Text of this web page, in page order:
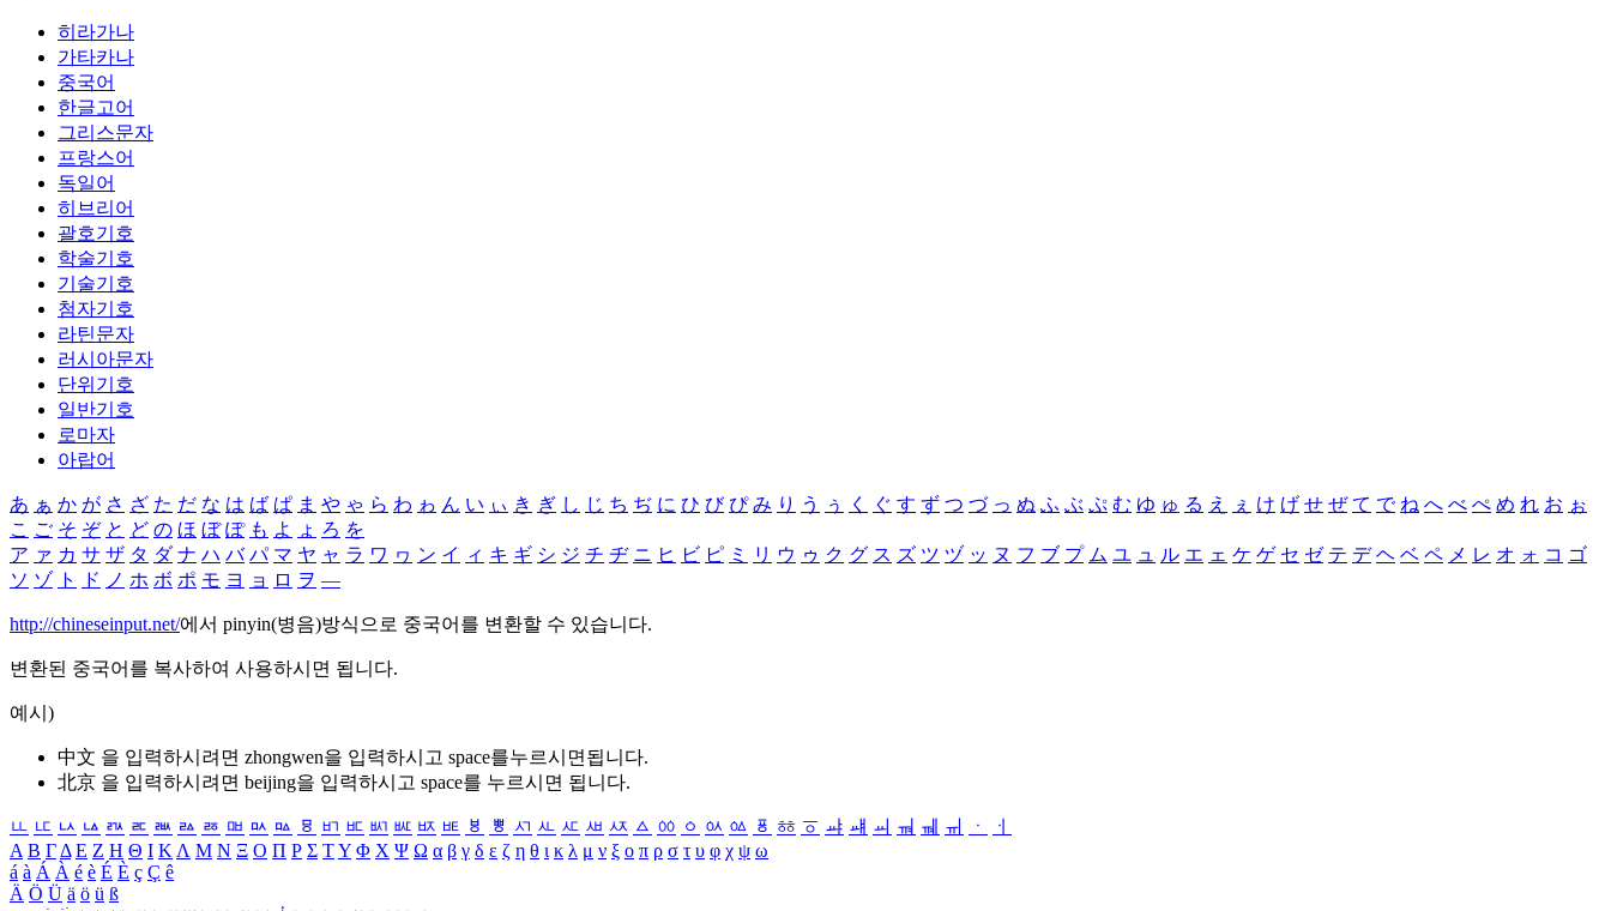
히라가나
가타카나
중국어
한글고어
그리스문자
프랑스어
독일어
히브리어
괄호기호
학술기호
기술기호
첨자기호
라틴문자
러시아문자
단위기호
일반기호
로마자
아랍어
あ ぁ か が さ ざ た だ な は ば ぱ ま や ゃ ら わ ゎ ん い ぃ き ぎ し じ ち ぢ に ひ び ぴ み り う ぅ く ぐ す ず つ づ っ ぬ ふ ぶ ぷ む ゆ ゅ る え ぇ け げ せ ぜ て で ね へ べ ぺ め れ お ぉ
こ ご そ ぞ と ど の ほ ぼ ぽ も よ ょ ろ を
ア ァ カ サ ザ タ ダ ナ ハ バ パ マ ヤ ャ ラ ワ ヮ ン イ ィ キ ギ シ ジ チ ヂ ニ ヒ ビ ピ ミ リ ウ ゥ ク グ ス ズ ツ ヅ ッ ヌ フ ブ プ ム ユ ュ ル エ ェ ケ ゲ セ ゼ テ デ ヘ ベ ペ メ レ オ ォ コ ゴ
ソ ゾ ト ド ノ ホ ボ ポ モ ヨ ョ ロ ヲ ―
http://chineseinput.net/에서 pinyin(병음)방식으로 중국어를 변환할 수 있습니다.
변환된 중국어를 복사하여 사용하시면 됩니다.
예시)
中文 을 입력하시려면 zhongwen을 입력하시고 space를누르시면됩니다.
北京 을 입력하시려면 beijing을 입력하시고 space를 누르시면 됩니다.
ㅥ ㅦ ㅧ ㅨ ㅩ ㅪ ㅫ ㅬ ㅭ ㅮ ㅯ ㅰ ㅱ ㅲ ㅳ ㅴ ㅵ ㅶ ㅷ ㅸ ㅹ ㅺ ㅻ ㅼ ㅽ ㅾ ㅿ ㆀ ㆁ ㆂ ㆃ ㆄ ㆅ ㆆ ㆇ ㆈ ㆉ ㆊ ㆋ ㆌ ㆍ
ㆎ
Α Β ΓΔ Ε Ζ Η Θ Ι ΚΛ Μ Ν Ξ Ο Π Ρ Σ ΤΥ Φ Χ Ψ Ω α β γ δ ε ζ η θ ι κ λ μ ν ξ ο π ρ σ τ υ φ χ ψ ω
á à Á À é è É È ç Ç ê
Ä Ö Ü ä ö ü ß